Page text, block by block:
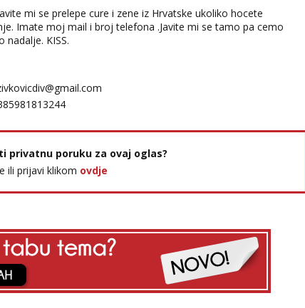
mi se prelepe cure i zene iz Hrvatske ukoliko hocete
Imate moj mail i broj telefona .Javite mi se tamo pa cemo
nadalje. KISS.
privatnu poruku za ovaj oglas?
ili prijavi klikom ovdje